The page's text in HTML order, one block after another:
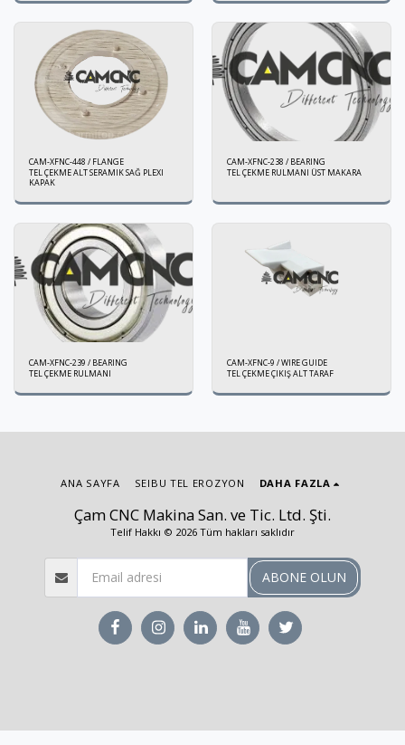
CAM-XFNC-448 / FLANGE
TEL ÇEKME ALT SERAMIK SAĞ PLEXI
KAPAK
CAM-XFNC-238 / BEARING
TEL ÇEKME RULMANI ÜST MAKARA
CAM-XFNC-239 / BEARING
TEL ÇEKME RULMANI
CAM-XFNC-9 / WIRE GUIDE
TEL ÇEKME ÇIKIŞ ALT TARAF
Çam CNC Makina San. ve Tic. Ltd. Şti.
Telif Hakkı © 2026 Tüm hakları saklıdır
ANA SAYFA SEIBU TEL EROZYON DAHA FAZLA
ABONE OLUN